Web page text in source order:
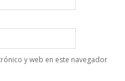
y web en este navegador